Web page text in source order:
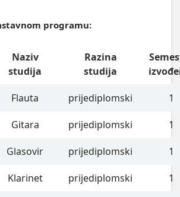
programu:
Naziv
studija
Razina
studija
Flauta prijediplomski 1
Gitara prijediplomski 1
Glasovir prijediplomski 1
Klarinet prijediplomski 1